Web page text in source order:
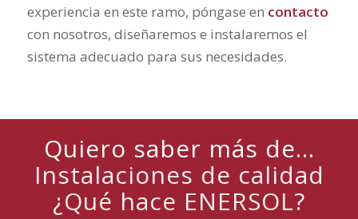
experiencia en este ramo, póngase en contacto
con nosotros, diseñaremos e instalaremos el
sistema adecuado para sus necesidades.
Quiero saber más de...
Instalaciones de calidad
¿Qué hace ENERSOL?